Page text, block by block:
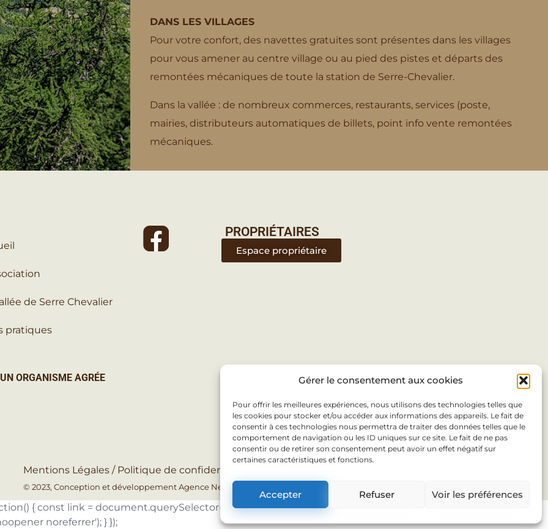
Gérer le consentement aux cookies
Pour offrir les meilleures expériences, nous utilisons des technologies telles que
les cookies pour stocker et/ou accéder aux informations des appareils. Le fait de
consentir à ces technologies nous permettra de traiter des données telles que le
comportement de navigation ou les ID uniques sur ce site. Le fait de ne pas
consentir ou de retirer son consentement peut avoir un effet négatif sur
certaines caractéristiques et fonctions.
Accepter Refuser Voir les préférences
DANS LES VILLAGES
Pour votre confort, des navettes gratuites sont présentes dans les villages
pour vous amener au centre village ou au pied des pistes et départs des
remontées mécaniques de toute la station de Serre-Chevalier.
Dans la vallée : de nombreux commerces, restaurants, services (poste,
mairies, distributeurs automatiques de billets, point info vente remontées
mécaniques.
de Serre Chevalier
pratiques
ORGANISME AGRÉE
PROPRIÉTAIRES
Espace propriétaire
Mentions Légales / Politique de confidentialité
© 2023, Conception et développement Agence NetMédia
{ const link = document.querySelector('.hp-vendor__attribute--sitewebloueur a'); if (link) {
noreferrer'); } });